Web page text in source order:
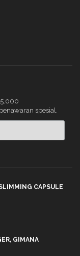
spesial.
CAPSULE
GIMANA